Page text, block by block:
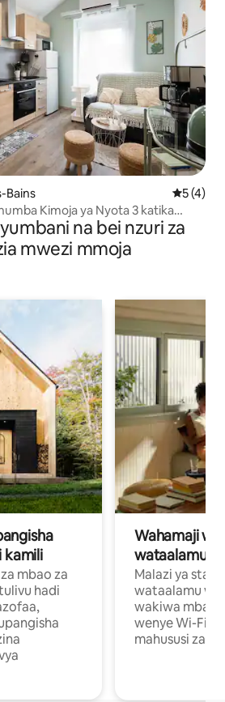
Bains
5 (4)
Kimoja ya Nyota 3 katika
na bei nzuri za
mwezi mmoja
kamili
mbao za
hadi
Wahamaji
wataalamu
Malazi ya
wataalamu
wakiwa mbali
wenye Wi-Fi
mahususi za